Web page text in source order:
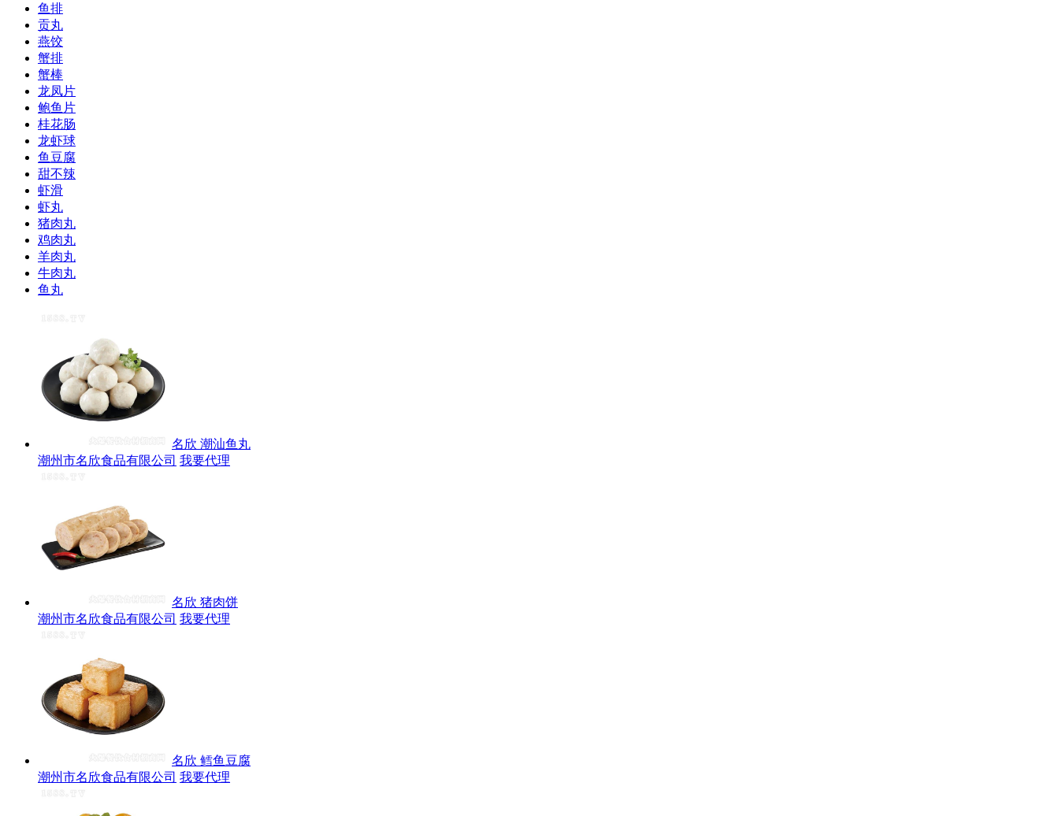
鱼排
贡丸
燕饺
蟹排
蟹棒
龙凤片
鲍鱼片
桂花肠
龙虾球
鱼豆腐
甜不辣
虾滑
虾丸
猪肉丸
鸡肉丸
羊肉丸
牛肉丸
鱼丸
名欣 潮汕鱼丸
潮州市名欣食品有限公司 我要代理
名欣 猪肉饼
潮州市名欣食品有限公司 我要代理
名欣 鳕鱼豆腐
潮州市名欣食品有限公司 我要代理